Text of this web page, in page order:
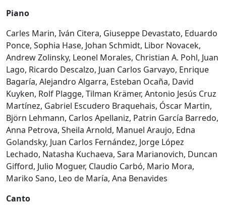
Piano
Carles Marin, Iván Citera, Giuseppe Devastato, Eduardo
Ponce, Sophia Hase, Johan Schmidt, Libor Novacek,
Andrew Zolinsky, Leonel Morales, Christian A. Pohl, Juan
Lago, Ricardo Descalzo, Juan Carlos Garvayo, Enrique
Bagaría, Alejandro Algarra, Esteban Ocaña, David
Kuyken, Rolf Plagge, Tilman Krämer, Antonio Jesús Cruz
Martínez, Gabriel Escudero Braquehais, Óscar Martin,
Björn Lehmann, Carlos Apellaniz, Patrin García Barredo,
Anna Petrova, Sheila Arnold, Manuel Araujo, Edna
Golandsky, Juan Carlos Fernández, Jorge López
Lechado, Natasha Kuchaeva, Sara Marianovich, Duncan
Gifford, Julio Moguer, Claudio Carbó, Mario Mora,
Mariko Sano, Leo de María, Ana Benavides
Canto